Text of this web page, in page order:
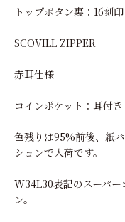
トップボタン裏：16刻印
SCOVILL ZIPPER
赤耳仕様
コインポケット：耳付き
色残りは95%前後、紙
ションで入荷です。
W34L30表記のスーパー
ン。